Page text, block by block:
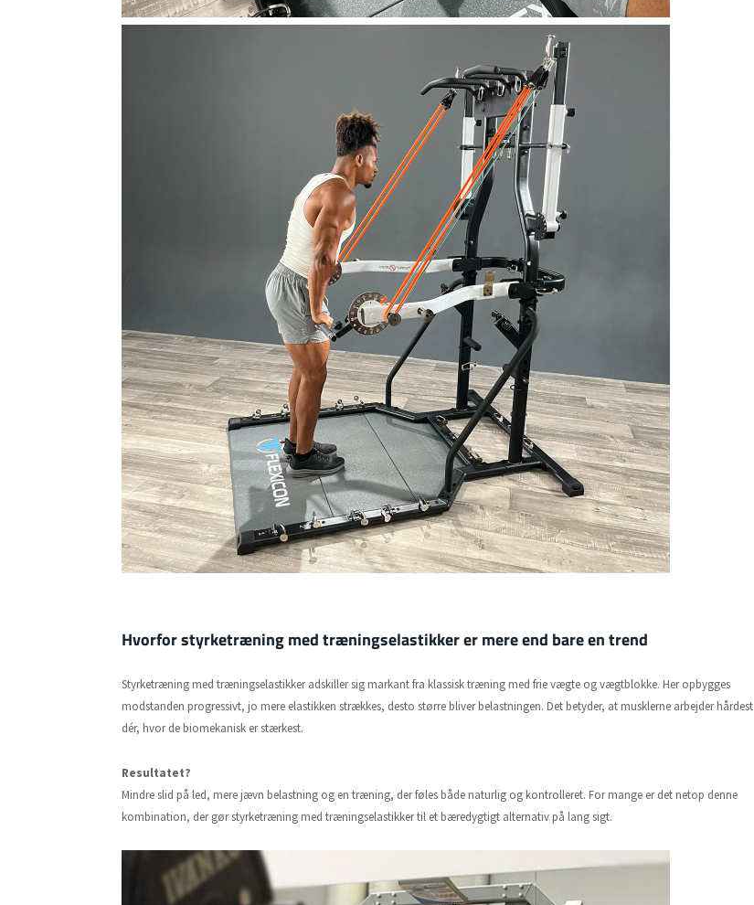
Hvorfor styrketræning med træningselastikker er mere end bare en trend
Styrketræning med træningselastikker adskiller sig markant fra klassisk træning med frie vægte og vægtblokke. Her opbygges
modstanden progressivt, jo mere elastikken strækkes, desto større bliver belastningen. Det betyder, at musklerne arbejder hårdest
dér, hvor de biomekanisk er stærkest.
Resultatet?
Mindre slid på led, mere jævn belastning og en træning, der føles både naturlig og kontrolleret. For mange er det netop denne
kombination, der gør styrketræning med træningselastikker til et bæredygtigt alternativ på lang sigt.